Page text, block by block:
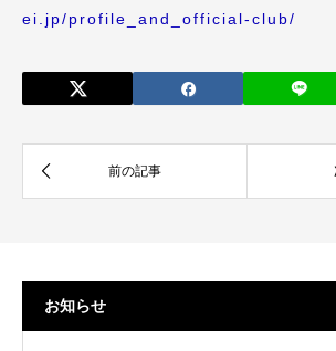
ei.jp/profile_and_official-club/
お知らせ